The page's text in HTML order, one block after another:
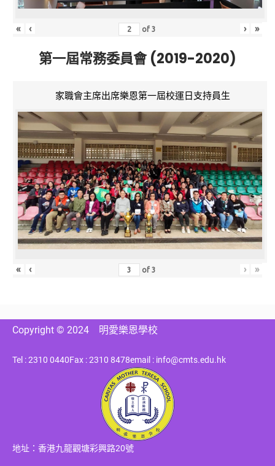
« ‹ of3 › »
第一屆常務委員會 (2019-2020)
家職會主席出席樂恩第一屆校運日支持員生
« ‹ of3 › »
Copyright © 2024 明愛樂恩學校
Tel : 2310 0440Fax : 2310 8478email : info@cmts.edu.hk
地址：香港九龍觀塘彩興路20號